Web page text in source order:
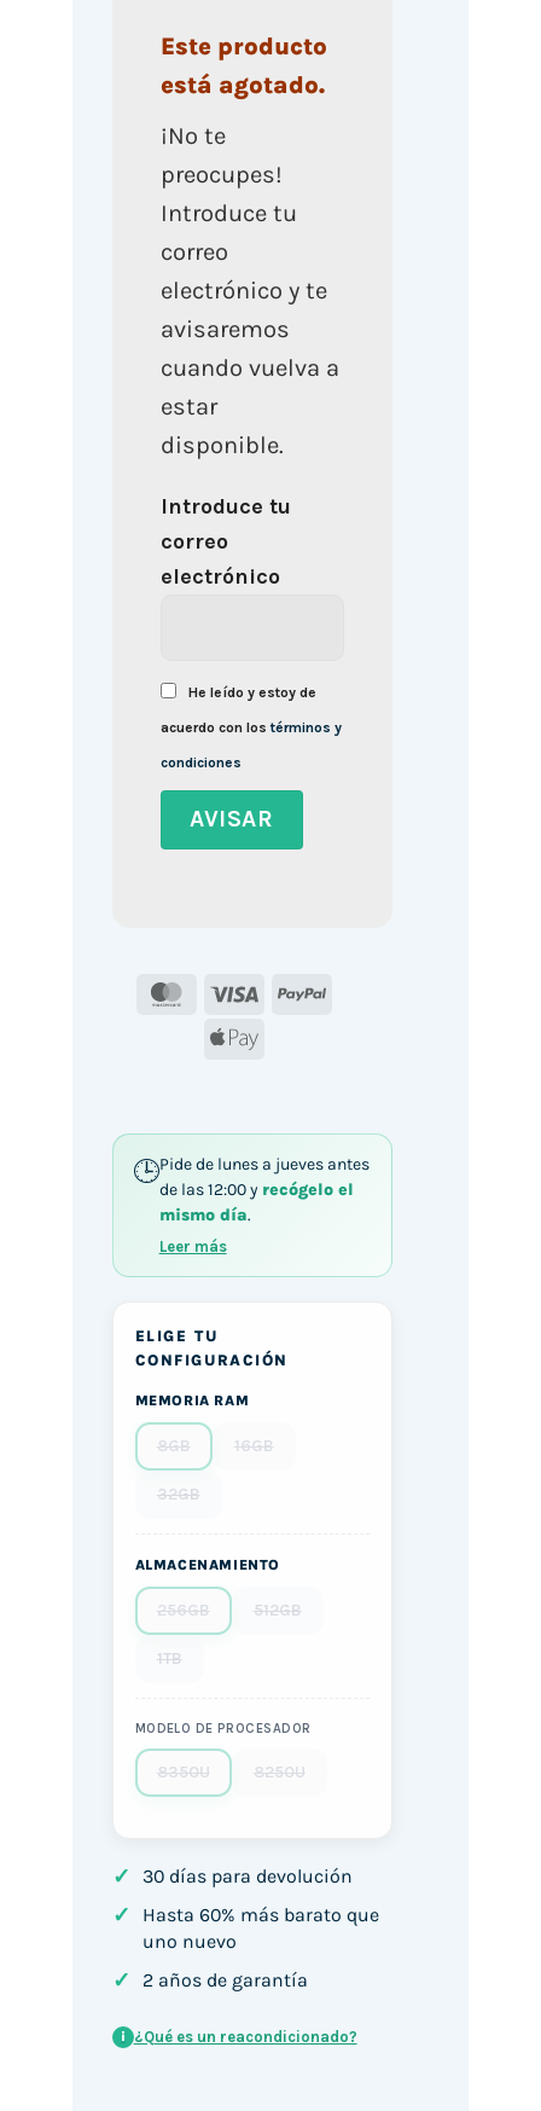
Este producto
está agotado.
¡No te
preocupes!
Introduce tu
correo
electrónico y te
avisaremos
cuando vuelva a
estar
disponible.
Introduce tu
correo
electrónico
He leído y estoy de
acuerdo con lostérminos y
condiciones
MasterCard
Visa
PayPal
Apple
Pide de lunes a jueves antes
de las 12:00 y recógelo el
mismo día.
Leer más
ELIGE TU
CONFIGURACIÓN
MEMORIA RAM
8GB 16GB
32GB
ALMACENAMIENTO
256GB 512GB
1TB
MODELO DE PROCESADOR
8350U 8250U
✓ 30 días para devolución
✓
Hasta 60% más barato que
uno nuevo
✓ 2 años de garantía
i ¿Qué es un reacondicionado?